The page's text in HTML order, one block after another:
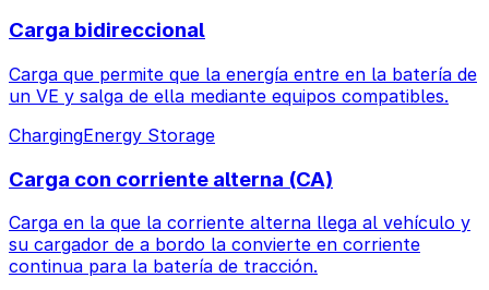
Carga bidireccional
Carga que permite que la energía entre en la batería de
un VE y salga de ella mediante equipos compatibles.
ChargingEnergy Storage
Carga con corriente alterna (CA)
Carga en la que la corriente alterna llega al vehículo y
su cargador de a bordo la convierte en corriente
continua para la batería de tracción.